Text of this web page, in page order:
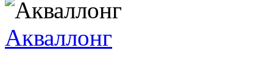
Акваллонг